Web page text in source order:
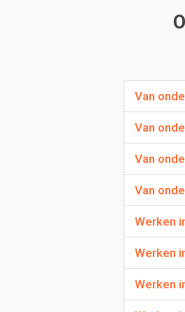
Van
Van
Van
Van
Werken
Werken
Werken